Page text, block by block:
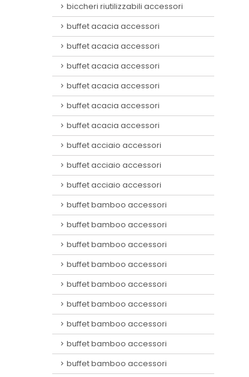
biccheri riutilizzabili accessori
buffet acacia accessori
buffet acacia accessori
buffet acacia accessori
buffet acacia accessori
buffet acacia accessori
buffet acacia accessori
buffet acciaio accessori
buffet acciaio accessori
buffet acciaio accessori
buffet bamboo accessori
buffet bamboo accessori
buffet bamboo accessori
buffet bamboo accessori
buffet bamboo accessori
buffet bamboo accessori
buffet bamboo accessori
buffet bamboo accessori
buffet bamboo accessori